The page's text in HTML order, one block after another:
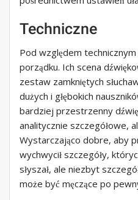
Techniczne
Pod względem
porządku. Ich scena
zestaw zamkniętych
dużych i głębokich
bardziej przestrzenny
analitycznie szczegółowe,
Wystarczająco dobre, aby
wychwycił szczegóły,
słyszał, ale niezbyt
może być męczące po